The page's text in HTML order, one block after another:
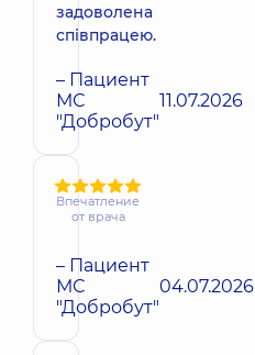
задоволена
співпрацею.
– Пациент
МС
"Добробут"
11.07.2026
Впечатление
от врача
– Пациент
МС
"Добробут"
04.07.2026